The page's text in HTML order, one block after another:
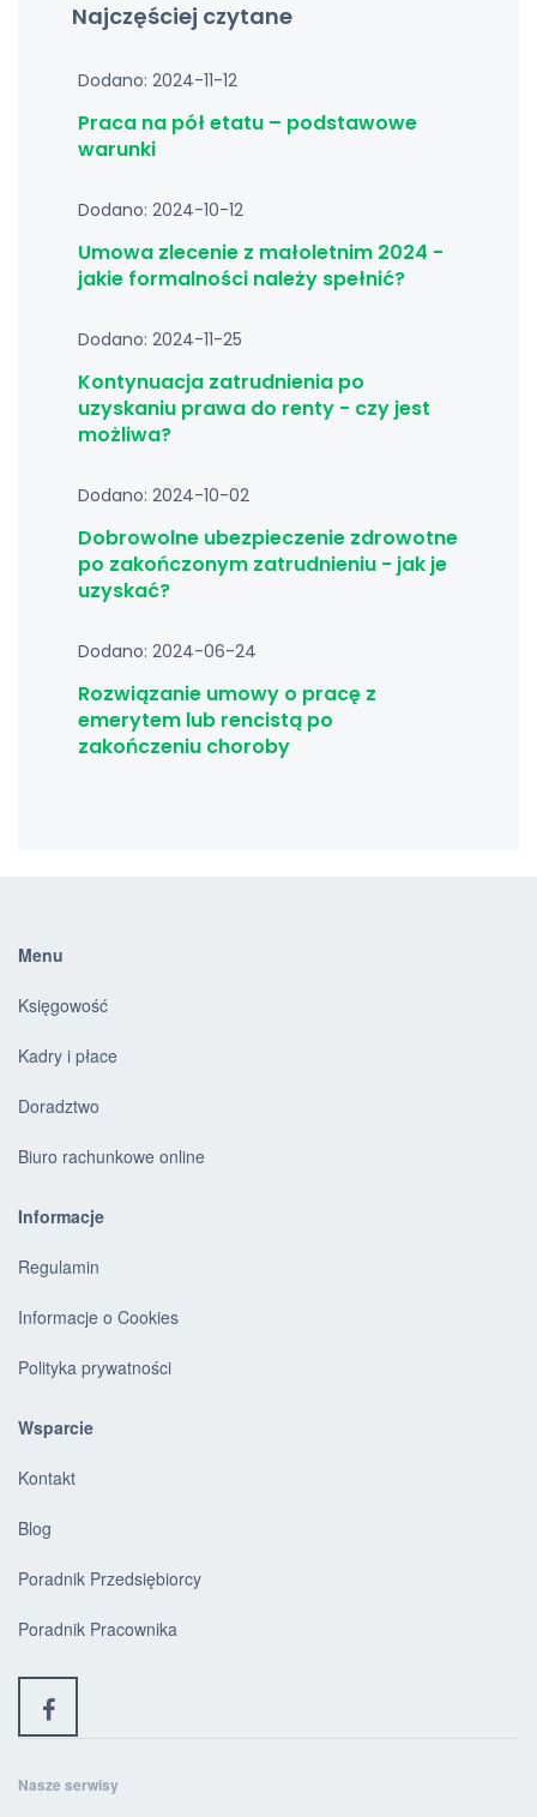
Najczęściej czytane
Dodano: 2024-11-12
Praca na pół etatu – podstawowe
warunki
Dodano: 2024-10-12
Umowa zlecenie z małoletnim 2024 -
jakie formalności należy spełnić?
Dodano: 2024-11-25
Kontynuacja zatrudnienia po
uzyskaniu prawa do renty - czy jest
możliwa?
Dodano: 2024-10-02
Dobrowolne ubezpieczenie zdrowotne
po zakończonym zatrudnieniu - jak je
uzyskać?
Dodano: 2024-06-24
Rozwiązanie umowy o pracę z
emerytem lub rencistą po
zakończeniu choroby
Menu
Księgowość
Kadry i płace
Doradztwo
Biuro rachunkowe online
Informacje
Regulamin
Informacje o Cookies
Polityka prywatności
Wsparcie
Kontakt
Blog
Poradnik Przedsiębiorcy
Poradnik Pracownika
Nasze serwisy